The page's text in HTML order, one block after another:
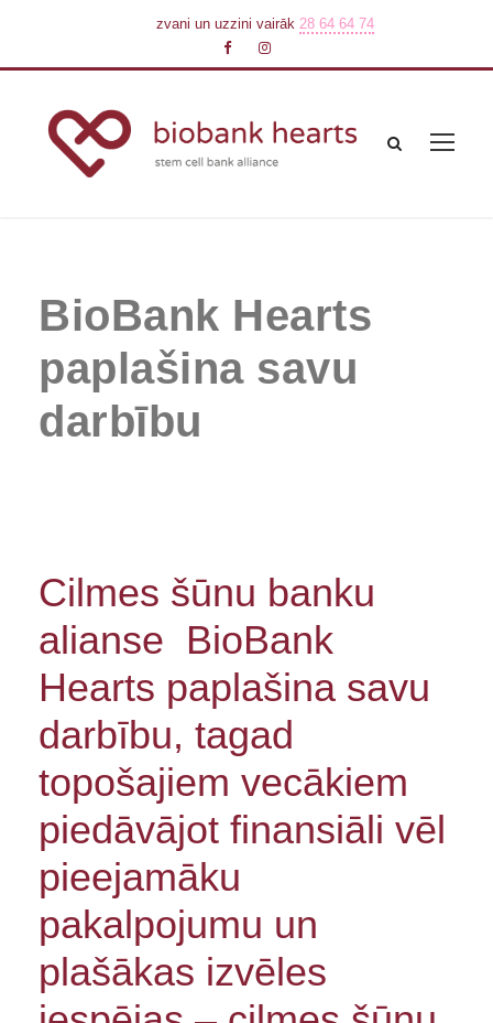
zvani un uzzini vairāk 28 64 64 74
BioBank Hearts
paplašina savu
darbību
Cilmes šūnu banku
alianse BioBank
Hearts paplašina savu
darbību, tagad
topošajiem vecākiem
piedāvājot finansiāli vēl
pieejamāku
pakalpojumu un
plašākas izvēles